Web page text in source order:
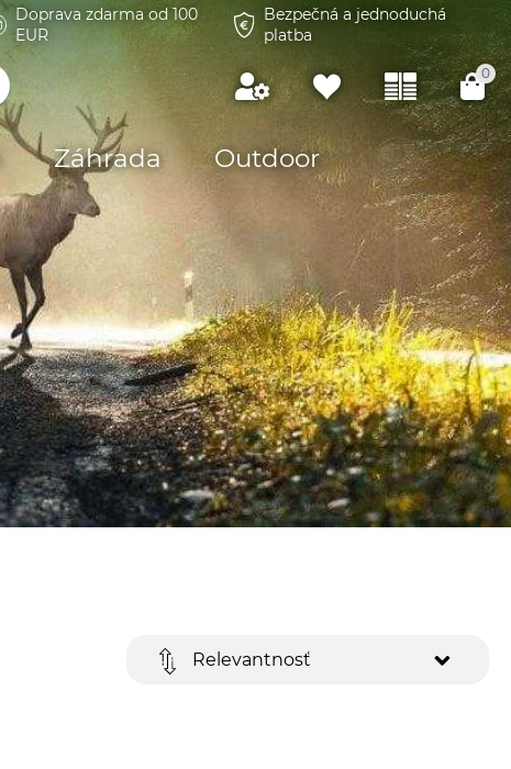
Doprava zdarma od 100
EUR
Bezpečná a jednoduchá
platba
0
Záhrada Outdoor
Relevantnosť